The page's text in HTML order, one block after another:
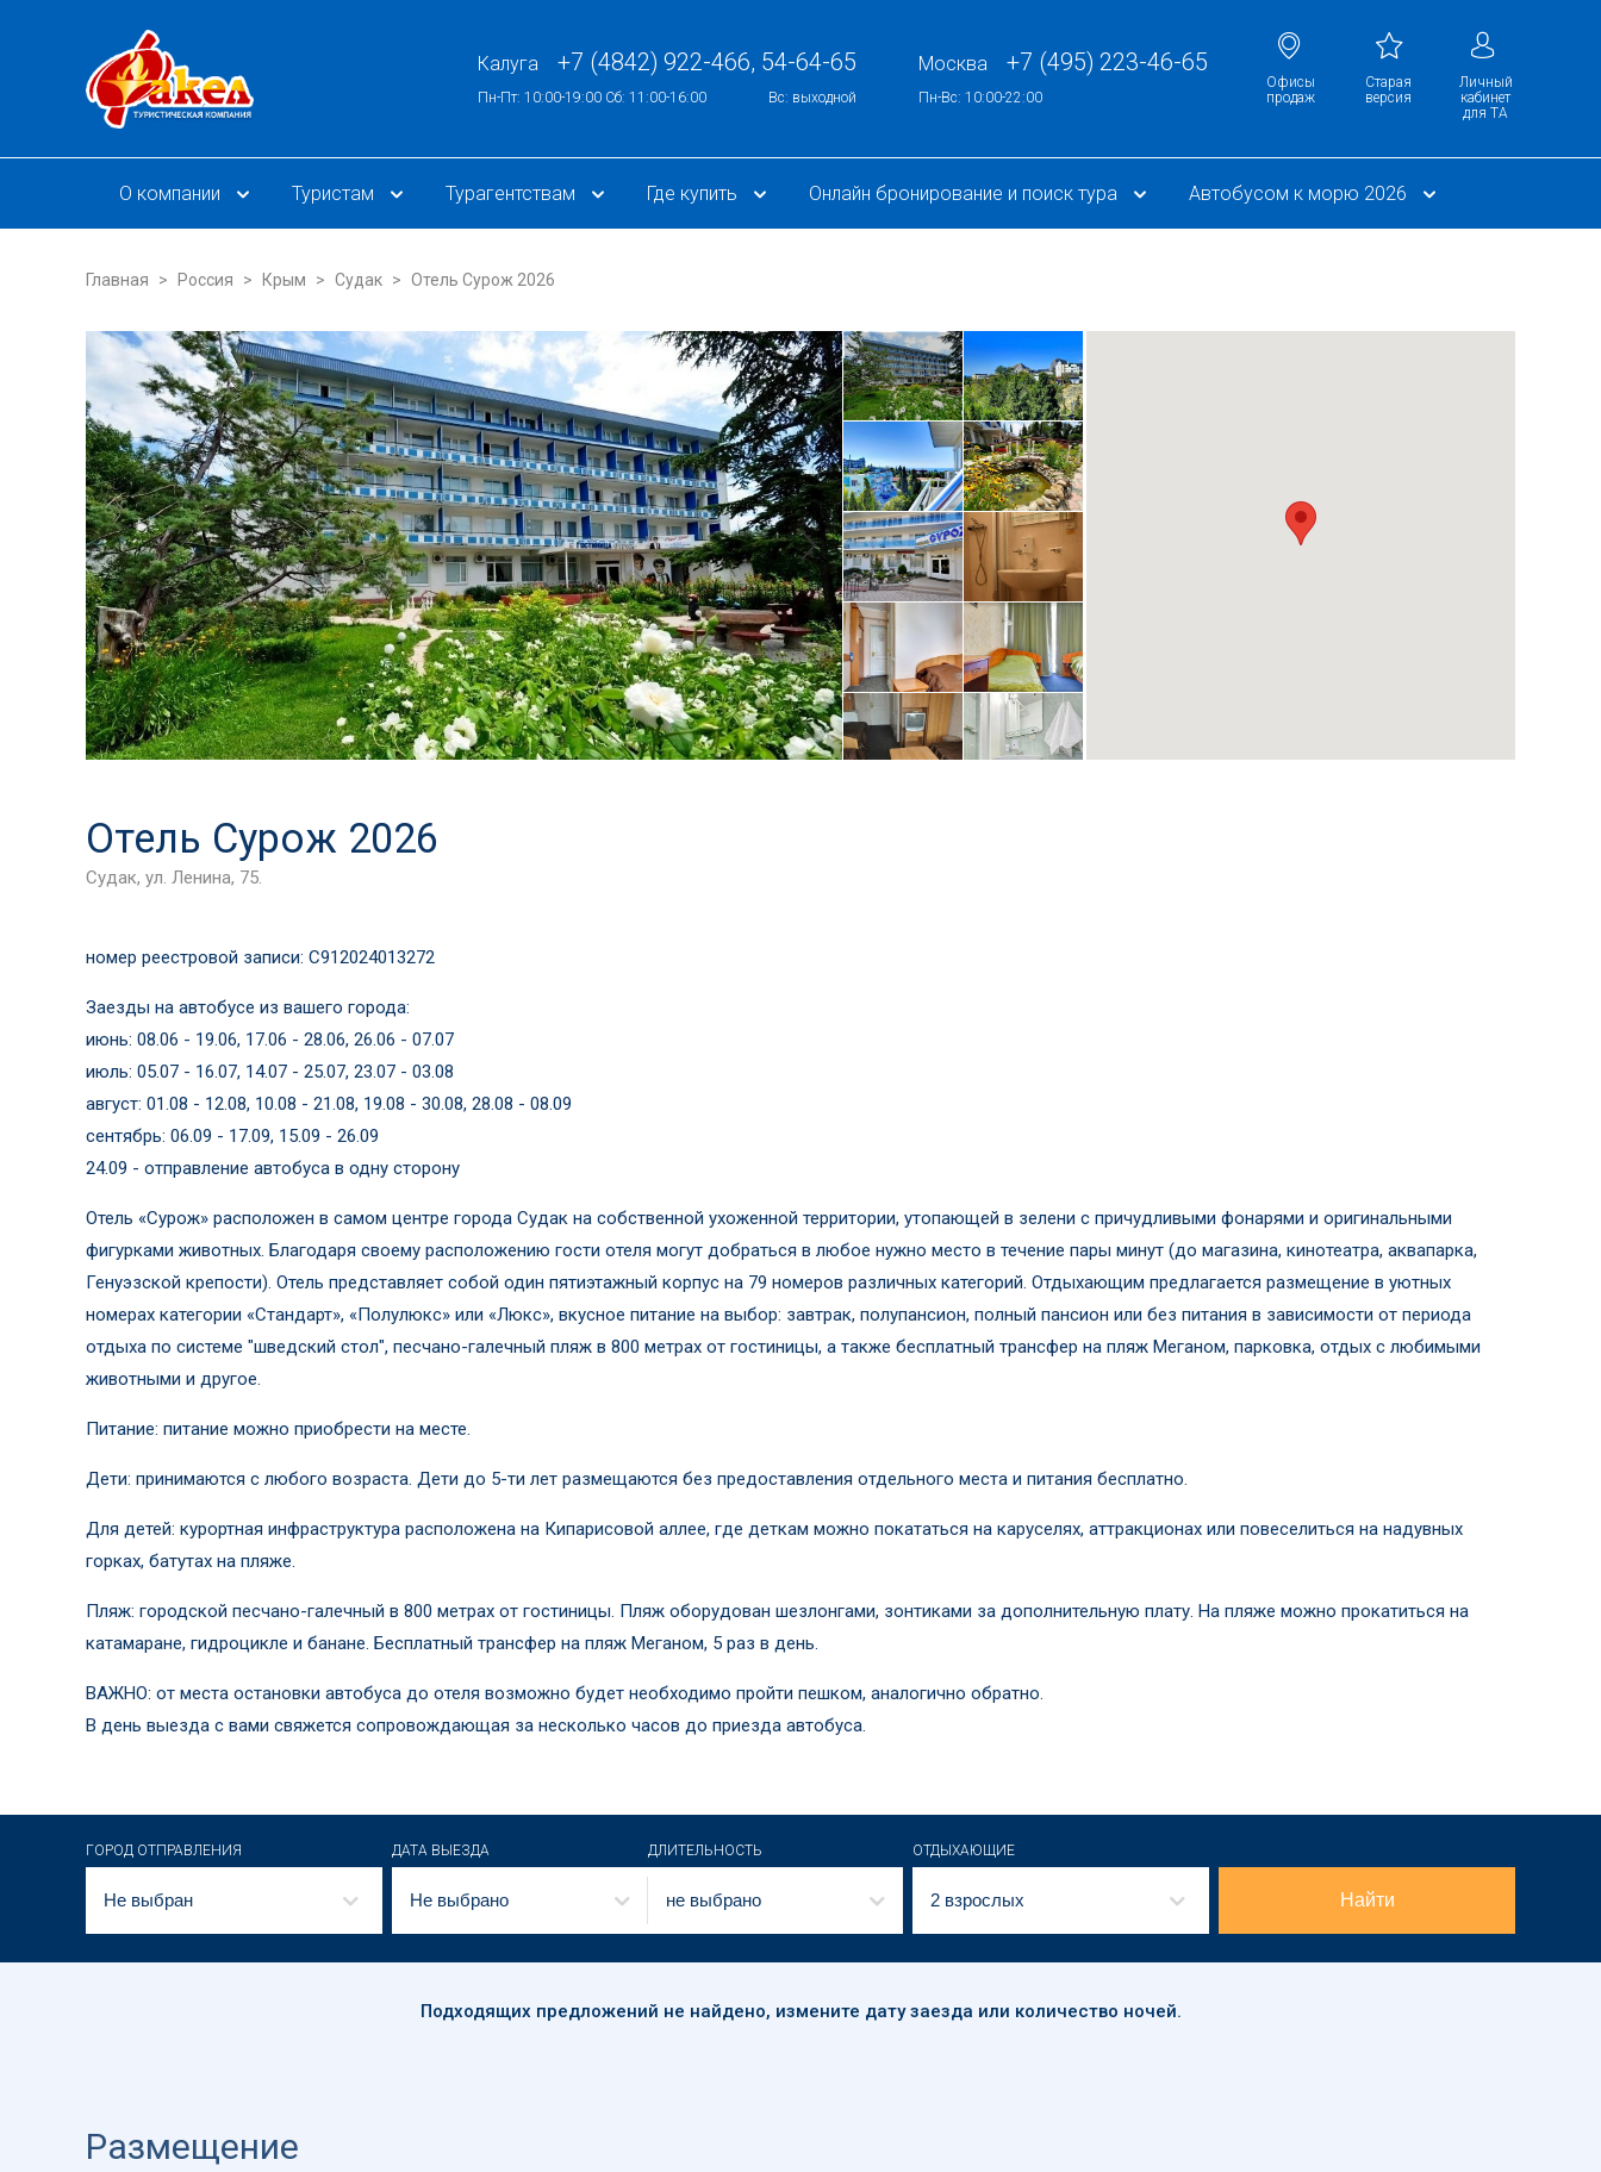
Калуга +7 (4842) 922-466, 54-64-65
Пн-Пт: 10:00-19:00 Сб: 11:00-16:00 Вс: выходной
Москва +7 (495) 223-46-65
Пн-Вс: 10:00-22:00
Офисы
продаж
Cтарая
версия
Личный
кабинет
для ТА
О компании Туристам Турагентствам Где купить Онлайн бронирование и поиск тура Автобусом к морю 2026
Главная Россия Крым Судак Отель Сурож 2026
Отель Сурож 2026
Судак, ул. Ленина, 75.
номер реестровой записи: С912024013272
Заезды на автобусе из вашего города:
июнь: 08.06 - 19.06, 17.06 - 28.06, 26.06 - 07.07
июль: 05.07 - 16.07, 14.07 - 25.07, 23.07 - 03.08
август: 01.08 - 12.08, 10.08 - 21.08, 19.08 - 30.08, 28.08 - 08.09
сентябрь: 06.09 - 17.09, 15.09 - 26.09
24.09 - отправление автобуса в одну сторону
Отель «Сурож» расположен в самом центре города Судак на собственной ухоженной территории, утопающей в зелени с причудливыми фонарями и оригинальными
фигурками животных. Благодаря своему расположению гости отеля могут добраться в любое нужно место в течение пары минут (до магазина, кинотеатра, аквапарка,
Генуэзской крепости). Отель представляет собой один пятиэтажный корпус на 79 номеров различных категорий. Отдыхающим предлагается размещение в уютных
номерах категории «Стандарт», «Полулюкс» или «Люкс», вкусное питание на выбор: завтрак, полупансион, полный пансион или без питания в зависимости от периода
отдыха по системе "шведский стол", песчано-галечный пляж в 800 метрах от гостиницы, а также бесплатный трансфер на пляж Меганом, парковка, отдых с любимыми
животными и другое.
Питание: питание можно приобрести на месте.
Дети: принимаются с любого возраста. Дети до 5-ти лет размещаются без предоставления отдельного места и питания бесплатно.
Для детей: курортная инфраструктура расположена на Кипарисовой аллее, где деткам можно покататься на каруселях, аттракционах или повеселиться на надувных
горках, батутах на пляже.
Пляж: городской песчано-галечный в 800 метрах от гостиницы. Пляж оборудован шезлонгами, зонтиками за дополнительную плату. На пляже можно прокатиться на
катамаране, гидроцикле и банане. Бесплатный трансфер на пляж Меганом, 5 раз в день.
ВАЖНО: от места остановки автобуса до отеля возможно будет необходимо пройти пешком, аналогично обратно.
В день выезда с вами свяжется сопровождающая за несколько часов до приезда автобуса.
ГОРОД ОТПРАВЛЕНИЯ
Не выбран
ДАТА ВЫЕЗДА
Не выбрано
ДЛИТЕЛЬНОСТЬ
не выбрано
ОТДЫХАЮЩИЕ
2 взрослых Найти
Подходящих предложений не найдено, измените дату заезда или количество ночей.
Размещение